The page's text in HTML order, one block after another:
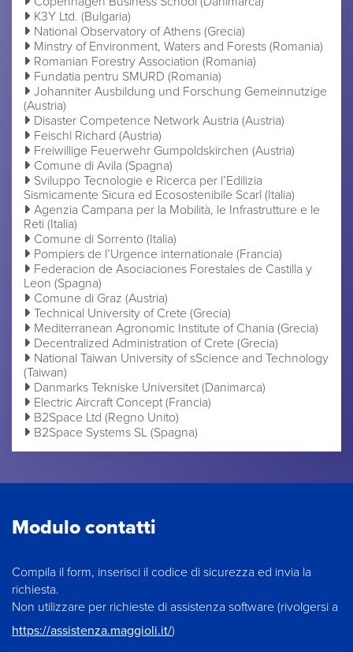
K3Y Ltd. (Bulgaria)
National Observatory of Athens (Grecia)
Minstry of Environment, Waters and Forests (Romania)
Romanian Forestry Association (Romania)
Fundatia pentru SMURD (Romania)
Johanniter Ausbildung und Forschung Gemeinnutzige
(Austria)
Disaster Competence Network Austria (Austria)
Feischl Richard (Austria)
Freiwillige Feuerwehr Gumpoldskirchen (Austria)
Comune di Avila (Spagna)
Sviluppo Tecnologie e Ricerca per l’Edilizia
Sismicamente Sicura ed Ecosostenibile Scarl (Italia)
Agenzia Campana per la Mobilità, le Infrastrutture e le
Reti (Italia)
Comune di Sorrento (Italia)
Pompiers de l’Urgence internationale (Francia)
Federacion de Asociaciones Forestales de Castilla y
Leon (Spagna)
Comune di Graz (Austria)
Technical University of Crete (Grecia)
Mediterranean Agronomic Institute of Chania (Grecia)
Decentralized Administration of Crete (Grecia)
National Taiwan University of sScience and Technology
(Taiwan)
Danmarks Tekniske Universitet (Danimarca)
Electric Aircraft Concept (Francia)
B2Space Ltd (Regno Unito)
B2Space Systems SL (Spagna)
Modulo contatti
Compila il form, inserisci il codice di sicurezza ed invia la
richiesta.
Non utilizzare per richieste di assistenza software (rivolgersi a
https://assistenza.maggioli.it/)